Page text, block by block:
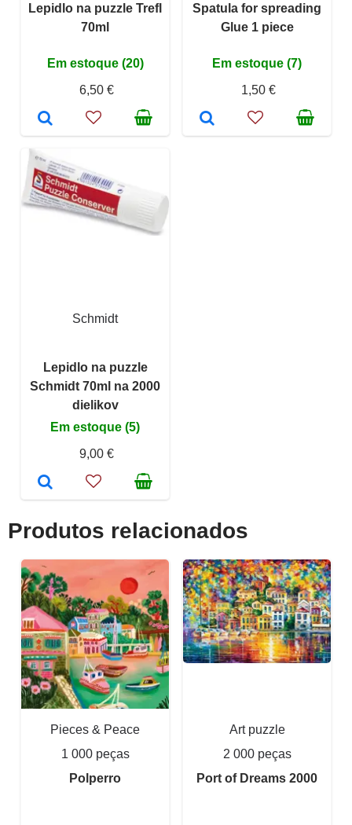
Lepidlo na puzzle Trefl
70ml
Em estoque (20)
6,50 €
Spatula for spreading
Glue 1 piece
Em estoque (7)
1,50 €
Schmidt
Lepidlo na puzzle
Schmidt 70ml na 2000
dielikov
Em estoque (5)
9,00 €
Produtos relacionados
Pieces & Peace
1 000 peças
Polperro
Art puzzle
2 000 peças
Port of Dreams 2000